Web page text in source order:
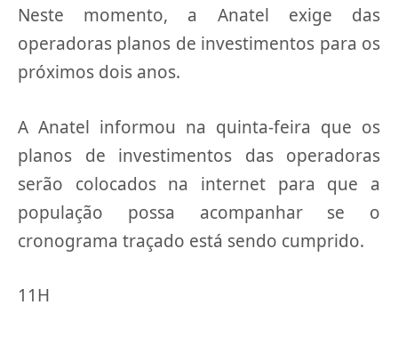
Neste momento, a Anatel exige das
operadoras planos de investimentos para os
próximos dois anos.
A Anatel informou na quinta-feira que os
planos de investimentos das operadoras
serão colocados na internet para que a
população possa acompanhar se o
cronograma traçado está sendo cumprido.
11H